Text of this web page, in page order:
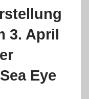
3. April
Eye